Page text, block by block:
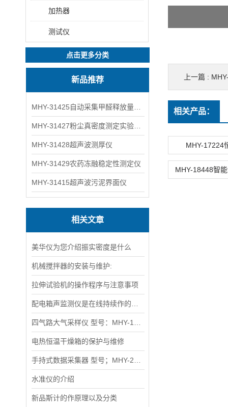
加热器
测试仪
点击更多分类
新品推荐
MHY-31428超声波测厚仪
MHY-31429农药冻融稳定性测定仪
MHY-31415超声波污泥界面仪
相关文章
美华仪为您介绍振实密度是什么
机械搅拌器的安装与维护:
拉伸试验机的操作程序与注意事项
电热恒温干燥箱的保护与维修
水准仪的介绍
新品斯计的作原理以及分类
上一篇 :
相关产品：
MHY-17224
MHY-18448智